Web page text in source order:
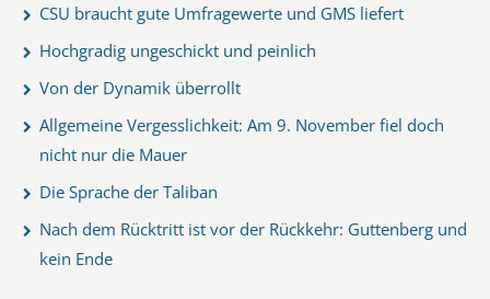
CSU braucht gute Umfragewerte und GMS liefert
Hochgradig ungeschickt und peinlich
Von der Dynamik überrollt
Allgemeine Vergesslichkeit: Am 9. November fiel doch
nicht nur die Mauer
Die Sprache der Taliban
Nach dem Rücktritt ist vor der Rückkehr: Guttenberg und
kein Ende